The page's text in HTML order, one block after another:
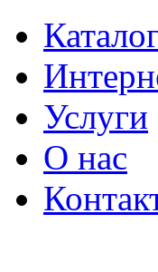
Услуги
О нас